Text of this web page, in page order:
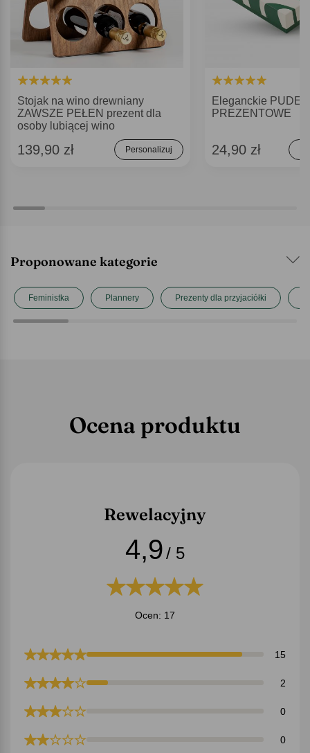
Stojak na wino drewniany
ZAWSZE PEŁEN prezent dla
osoby lubiącej wino
139,90 zł Personalizuj
Eleganckie
PREZENTOWE
24,90 zł
Proponowane kategorie
Feministka Plannery Prezenty dla przyjaciółki
Ocena produktu
Rewelacyjny
4,9/ 5
Ocen: 17
15
2
0
0